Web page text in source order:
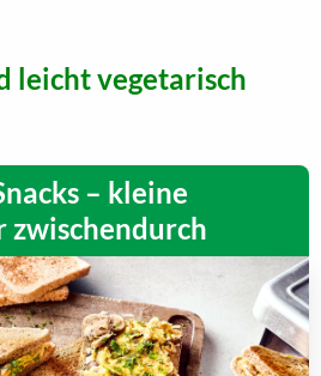
leicht vegetarisch
– kleine